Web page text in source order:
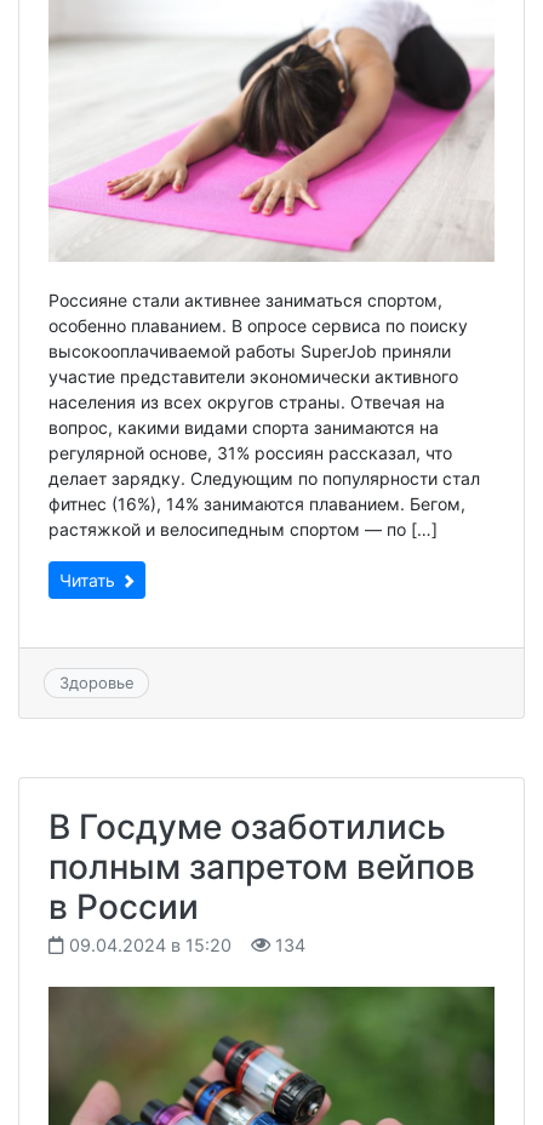
Россияне стали активнее заниматься спортом,
особенно плаванием. В опросе сервиса по поиску
высокооплачиваемой работы SuperJob приняли
участие представители экономически активного
населения из всех округов страны. Отвечая на
вопрос, какими видами спорта занимаются на
регулярной основе, 31% россиян рассказал, что
делает зарядку. Следующим по популярности стал
фитнес (16%), 14% занимаются плаванием. Бегом,
растяжкой и велосипедным спортом — по […]
Читать
Здоровье
В Госдуме озаботились
полным запретом вейпов
в России
09.04.2024 в 15:20 134